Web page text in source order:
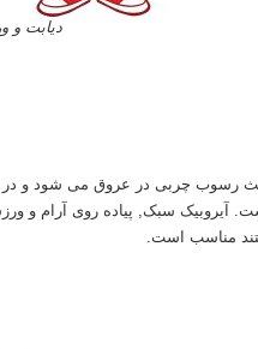
دیابت و
رسوب چربی در عروق می شود و در
آیروبیک سبک, پیاده روی آرام و
مناسب است.